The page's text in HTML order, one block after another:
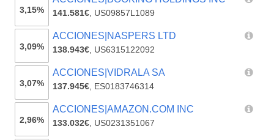
3,15% 141.581€, US09857L1089
3,09%
ACCIONES|NASPERS LTD
138.943€, US6315122092
3,07%
ACCIONES|VIDRALA SA
137.945€, ES0183746314
2,96%
ACCIONES|AMAZON.COM INC
133.032€, US0231351067